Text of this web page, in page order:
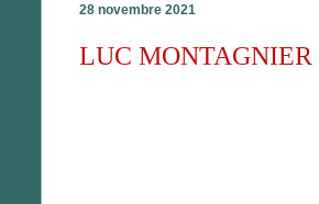
28 novembre 2021
LUC